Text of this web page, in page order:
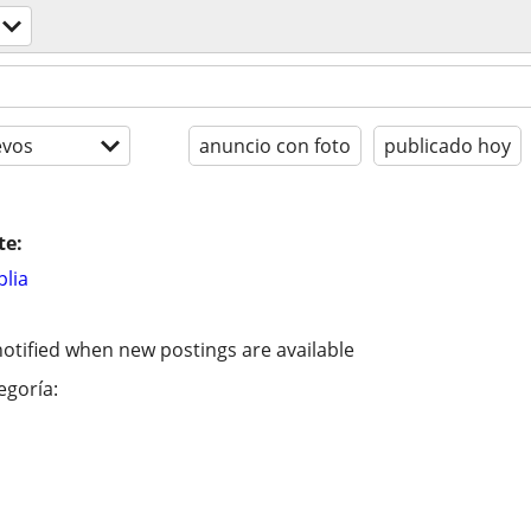
anuncio con foto publicado hoy
when new postings are available